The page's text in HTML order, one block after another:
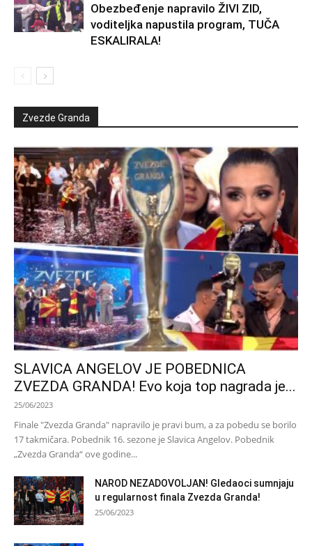
Obezbeđenje napravilo ŽIVI ZID,
voditeljka napustila program, TUČA
ESKALIRALA!
Zvezde Granda
SLAVICA ANGELOV JE POBEDNICA
ZVEZDA GRANDA! Evo koja top nagrada je...
25/06/2023
Finale "Zvezda Granda" napravilo je pravi bum, a za pobedu se borilo
17 takmičara. Pobednik 16. sezone je Slavica Angelov. Pobednik
„Zvezda Granda“ ove godine...
NAROD NEZADOVOLJAN! Gledaoci sumnjaju
u regularnost finala Zvezda Granda!
25/06/2023